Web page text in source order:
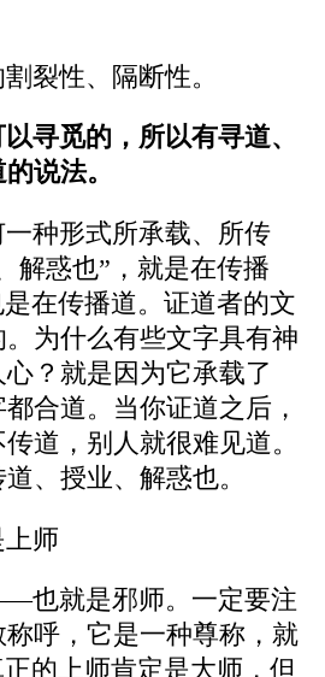
裂性、隔断性。
寻觅的，所以有寻道、
说法。
种形式所承载、所传
解惑也”，就是在传播
在传播道。证道者的文
为什么有些文字具有神
？就是因为它承载了
合道。当你证道之后，
道，别人就很难见道。
、授业、解惑也。
师
也就是邪师。一定要注
呼，它是一种尊称，就
的上师肯定是大师，但